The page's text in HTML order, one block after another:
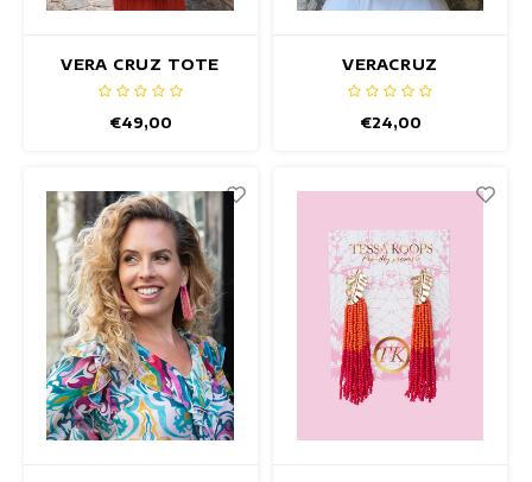
VERA CRUZ TOTE
BAG
€49,00
VERACRUZ
BRILLENETUI
€24,00